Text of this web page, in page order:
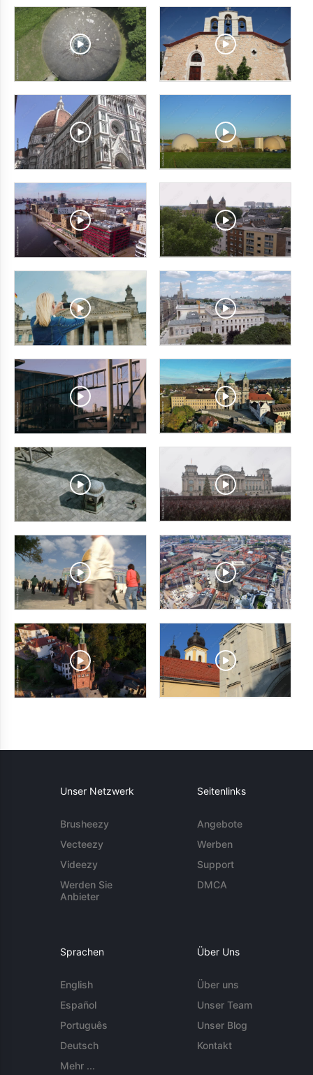
Unser Netzwerk
Brusheezy
Vecteezy
Videezy
Werden Sie
Anbieter
Seitenlinks
Angebote
Werben
Support
DMCA
Sprachen
English
Español
Português
Deutsch
Mehr ...
Über Uns
Über uns
Unser Team
Unser Blog
Kontakt